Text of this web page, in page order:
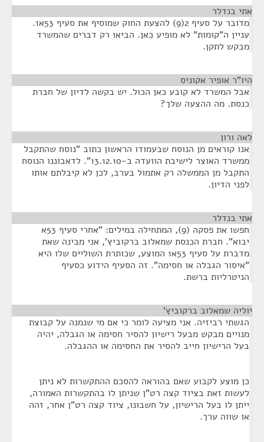
אתי בנדלר
מדובר על סעיף 2(9) להצעת החוק שמוסיף את סעיף 53א1.
עניין ה"קומות" לא מופיע כאן. הביאו רק דברים שהמשרד
מבקש לתקן.
היו"ר אופיר אקוניס
אבל המשרד לא קובע כאן הכול. יש בקשה לדיון של חברת
כנסת. מה ההצעה שלך?
לאה ורון
אנו קוראים מן הנוסח שבעמודו הראשון כתוב "נוסח שהתקבל
ממשרד האוצר לישיבת הוועדה ב-13.12.10". לדאבוננו הנוסח
התקבל מן הממשלה רק אתמול בערב, לכן לא קיבלתם אותו
לפני הדיון.
אתי בנדלר
חפשו את פסקה (9), המתחילה במילים: "אחרי סעיף 53א
יבוא". חברת הכנסת שמאלוב ברקוביץ', אני מבינה שאת
מדברת על סעיף 53א1 המוצע, שכותרת השוליים שלו היא
"איסור הגבלה או חסימה". זה הסעיף הידוע כסעיף
הניטרליות ברשת.
יוליה שמאלוב ברקוביץ'
הגשתי רביזיה. אני מציעה לומר כי אם מי שנמנה על קבוצת
מנויים מבקש מבעל רישיון להסיר חסימה או הגבלה, יהיה
בעל הרישיון חייב להסיר את החסימה או ההגבלה.
כן מוצע לקבוע שאם בהוראה להסכם ההתקשרות לא ניתן
לעשות זאת בציוד קצה רט"ן שניתן לו בהתקשרות האמורה,
ייתן לו בעל הרישיון, על חשבונו, ציוד קצה רט"ן אחר, זהה
או שווה ערך.